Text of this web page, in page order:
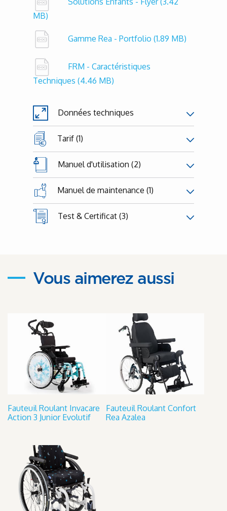
MB)
Gamme Rea - Portfolio (1.89 MB)
FRM - Caractéristiques
Techniques (4.46 MB)
Données techniques
Tarif (1)
Manuel d'utilisation (2)
Manuel de maintenance (1)
Test & Certificat (3)
Vous aimerez aussi
Fauteuil Roulant Invacare
Action 3 Junior Evolutif
Fauteuil Roulant Confort
Rea Azalea